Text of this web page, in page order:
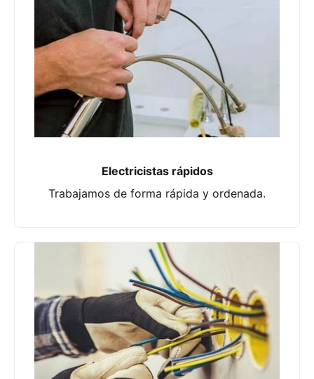
Electricistas rápidos
Trabajamos de forma rápida y ordenada.